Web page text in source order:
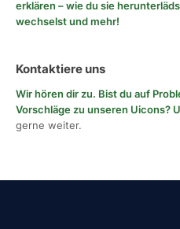
erklären – wie du sie
wechselst und mehr!
Kontaktiere uns
Wir hören dir zu. Bist du auf
Vorschläge zu unseren Uicons?
gerne weiter.